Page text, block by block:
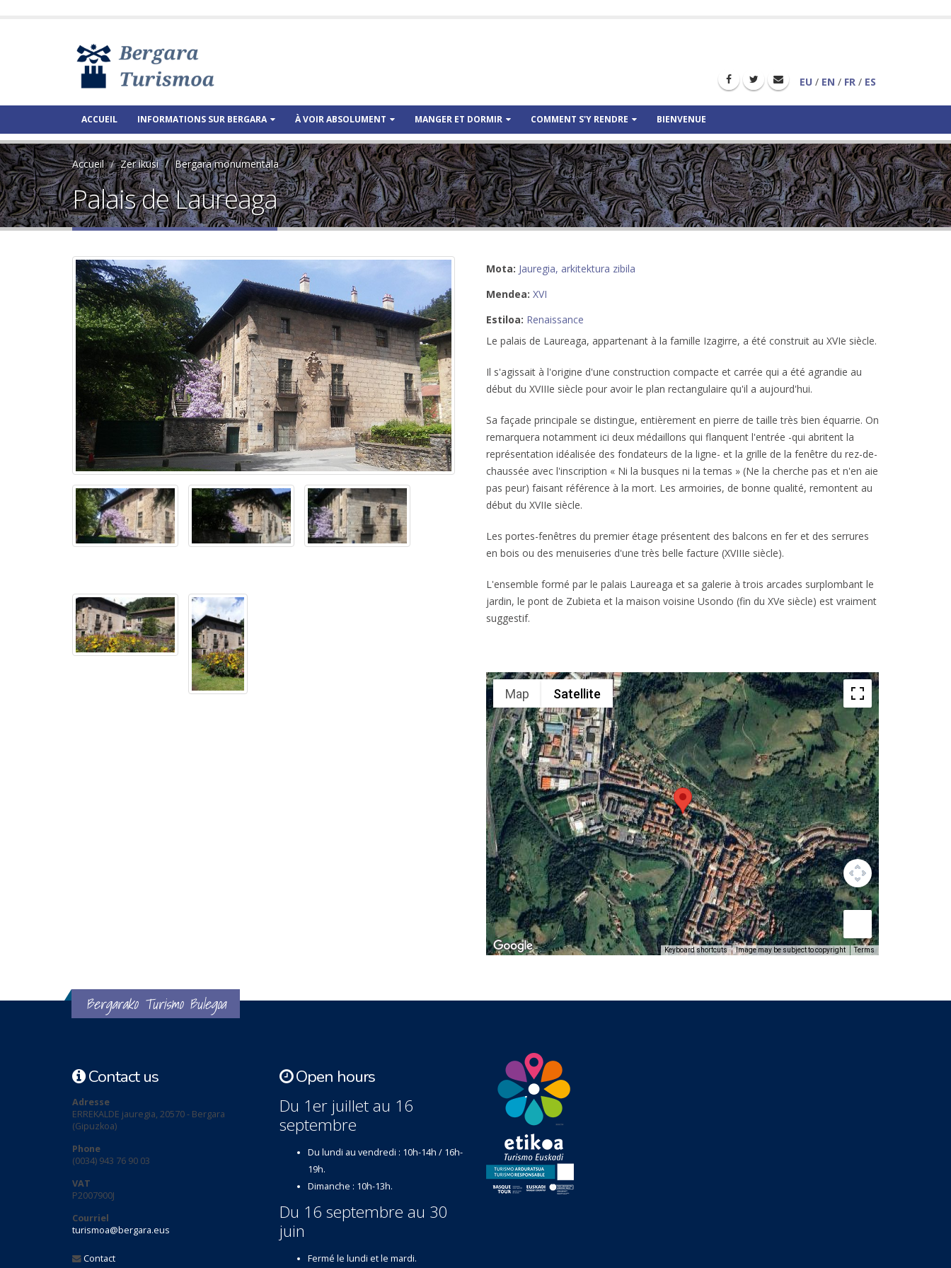
EU / EN / FR / ES
ACCUEIL INFORMATIONS SUR BERGARA À VOIR ABSOLUMENT MANGER ET DORMIR COMMENT S'Y RENDRE BIENVENUE
Accueil Zer ikusi Bergara monumentala
Palais de Laureaga
Mota: Jauregia, arkitektura zibila
Mendea: XVI
Estiloa: Renaissance
Le palais de Laureaga, appartenant à la famille Izagirre, a été construit au XVIe siècle.
Il s'agissait à l'origine d'une construction compacte et carrée qui a été agrandie au
début du XVIIIe siècle pour avoir le plan rectangulaire qu'il a aujourd'hui.
Sa façade principale se distingue, entièrement en pierre de taille très bien équarrie. On
remarquera notamment ici deux médaillons qui flanquent l'entrée -qui abritent la
représentation idéalisée des fondateurs de la ligne- et la grille de la fenêtre du rez-de-
chaussée avec l'inscription « Ni la busques ni la temas » (Ne la cherche pas et n'en aie
pas peur) faisant référence à la mort. Les armoiries, de bonne qualité, remontent au
début du XVIIe siècle.
Les portes-fenêtres du premier étage présentent des balcons en fer et des serrures
en bois ou des menuiseries d'une très belle facture (XVIIIe siècle).
L'ensemble formé par le palais Laureaga et sa galerie à trois arcades surplombant le
jardin, le pont de Zubieta et la maison voisine Usondo (fin du XVe siècle) est vraiment
suggestif.
Map Satellite
Keyboard shortcuts Image may be subject to copyright Terms
Bergarako Turismo Bulegoa
Contact us
Adresse
ERREKALDE jauregia, 20570 - Bergara
(Gipuzkoa)
Phone
(0034) 943 76 90 03
VAT
P2007900J
Courriel
turismoa@bergara.eus
Contact
Open hours
Du 1er juillet au 16
septembre
Du lundi au vendredi : 10h-14h / 16h-
19h.
Dimanche : 10h-13h.
Du 16 septembre au 30
juin
Fermé le lundi et le mardi.